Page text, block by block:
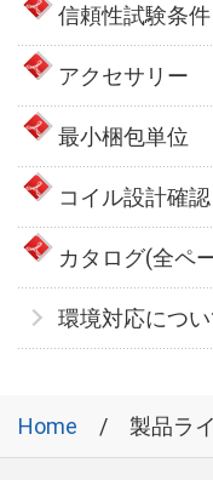
信頼性試験条
アクセサリー
最小梱包単位
コイル設計確
カタログ(全ペ
環境対応につい
Home 製品ラ